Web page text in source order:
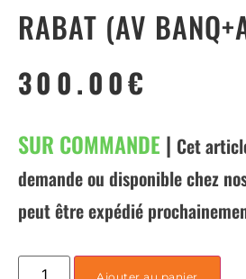
RABAT (AV
300.00€
SUR COMMANDE | Cet
demande ou disponible chez
peut être expédié